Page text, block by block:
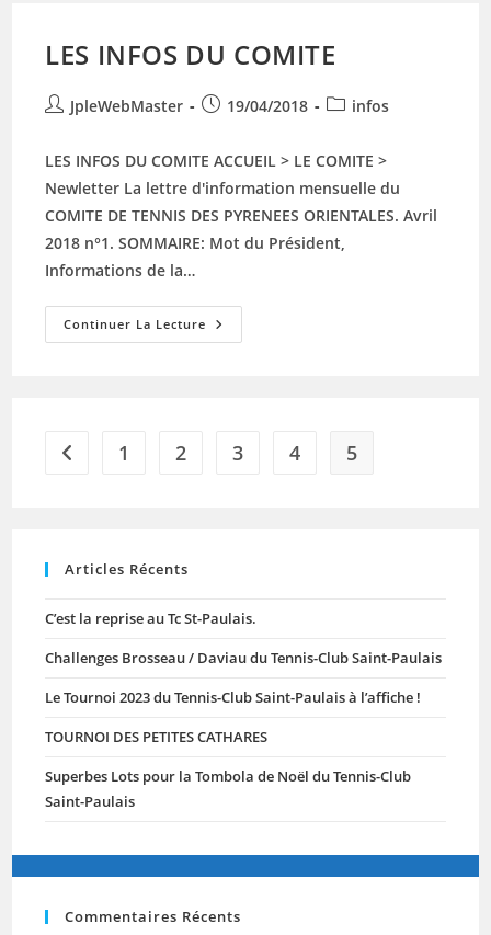
LES INFOS DU COMITE
Auteur/autrice
la
publication :
JpleWebMaster
Publication
19/04/2018
Postinfos
LES INFOS DU COMITE ACCUEIL > LE COMITE >
Newletter La lettre d'information mensuelle du
COMITE DE TENNIS DES PYRENEES ORIENTALES. Avril
2018 n°1. SOMMAIRE: Mot du Président,
Informations de la…
Continuer La Lecture LES
INFOS
Go to the previous page
1 2 3 4 5
Articles Récents
C’est la reprise au Tc St-Paulais.
Challenges Brosseau / Daviau du Tennis-Club Saint-Paulais
Le Tournoi 2023 du Tennis-Club Saint-Paulais à l’affiche !
TOURNOI DES PETITES CATHARES
Superbes Lots pour la Tombola de Noël du Tennis-Club
Saint-Paulais
Commentaires Récents